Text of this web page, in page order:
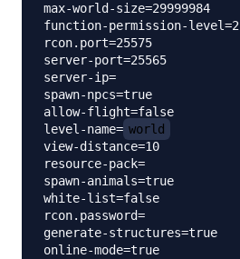
max-world-size=29999984
function-permission-level=2
rcon.port=25575
server-port=25565
server-ip=
spawn-npcs=true
allow-flight=false
level-name= world
view-distance=10
resource-pack=
spawn-animals=true
white-list=false
rcon.password=
generate-structures=true
online-mode=true